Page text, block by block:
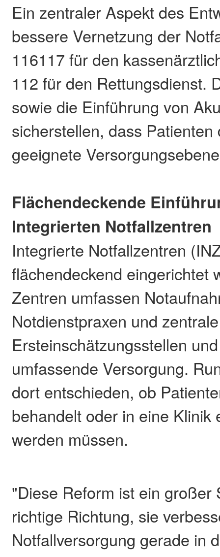
Ein zentraler Aspekt des
bessere Vernetzung der
116117 für den
112 für den Rettungsdienst.
sowie die Einführung von
sicherstellen, dass Patienten
geeignete
Flächendeckende
Integrierten Notfallzentren
Integrierte Notfallzentren
flächendeckend eingerichtet
Zentren umfassen
Notdienstpraxen und zentrale
Ersteinschätzungsstellen
umfassende Versorgung.
dort entschieden, ob
behandelt oder in eine Klinik
werden müssen.
"Diese Reform ist ein großer
richtige Richtung, sie
Notfallversorgung gerade in